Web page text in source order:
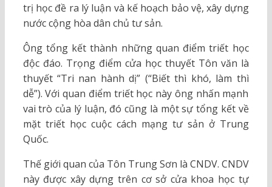
trị học đề ra lý luận và kế hoạch bảo vệ, xây dựng
nước cộng hòa dân chủ tư sản.
Ông tổng kết thành những quan điểm triết học
độc đáo. Trọng điểm cửa học thuyết Tôn văn là
thuyết “Tri nan hành dị” (“Biết thì khó, làm thì
dễ”). Với quan điểm triết học này ông nhấn mạnh
vai trò của lý luận, đó cũng là một sự tổng kết về
mặt triết học cuộc cách mạng tư sản ở Trung
Quốc.
Thế giới quan của Tôn Trung Sơn là CNDV. CNDV
này được xây dựng trên cơ sở cửa khoa học tự